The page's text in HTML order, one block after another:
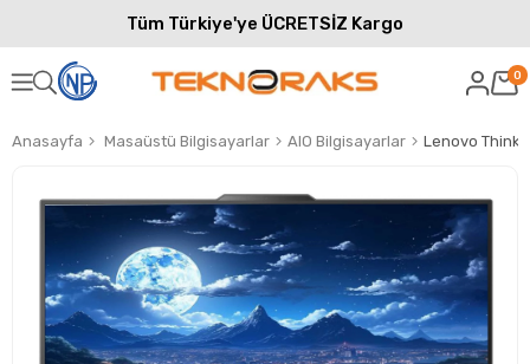
Tüm Türkiye'ye ÜCRETSİZ Kargo
0
Anasayfa Masaüstü Bilgisayarlar AIO Bilgisayarlar